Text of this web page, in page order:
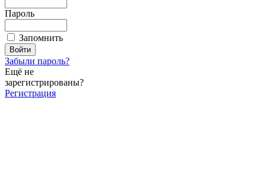
Пароль
Запомнить
Забыли пароль?
Ещё не
зарегистрированы?
Регистрация